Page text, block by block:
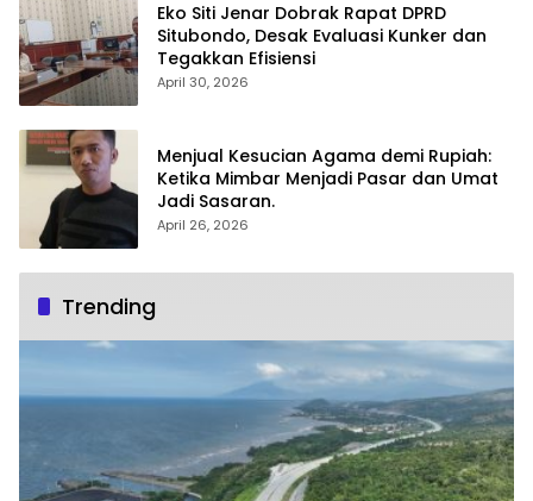
Eko Siti Jenar Dobrak Rapat DPRD
Situbondo, Desak Evaluasi Kunker dan
Tegakkan Efisiensi
April 30, 2026
Menjual Kesucian Agama demi Rupiah:
Ketika Mimbar Menjadi Pasar dan Umat
Jadi Sasaran.
April 26, 2026
Trending